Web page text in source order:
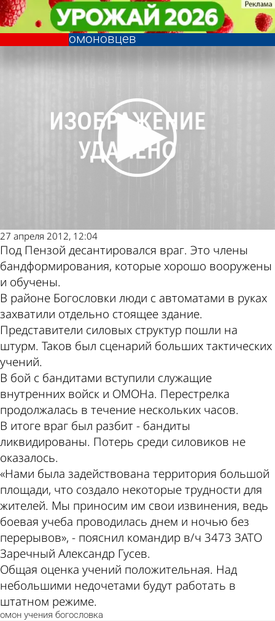
В районе Богословки прошли
большие тактические учения
омоновцев
Общество
27 апреля 2012, 12:04
Под Пензой десантировался враг. Это члены
бандформирования, которые хорошо вооружены
и обучены.
В районе Богословки люди с автоматами в руках
захватили отдельно стоящее здание.
Представители силовых структур пошли на
штурм. Таков был сценарий больших тактических
учений.
В бой c бандитами вступили служащие
внутренних войск и ОМОНа. Перестрелка
продолжалась в течение нескольких часов.
В итоге враг был разбит - бандиты
ликвидированы. Потерь среди силовиков не
оказалось.
«Нами была задействована территория большой
площади, что создало некоторые трудности для
жителей. Мы приносим им свои извинения, ведь
боевая учеба проводилась днем и ночью без
перерывов», - пояснил командир в/ч 3473 ЗАТО
Заречный Александр Гусев.
Общая оценка учений положительная. Над
небольшими недочетами будут работать в
штатном режиме.
омон учения богословка
В районе Богословки прошли
большие тактические учения
омоновцев
Общество
Другие новости по
теме
Погода и курсы
валют в Пензе